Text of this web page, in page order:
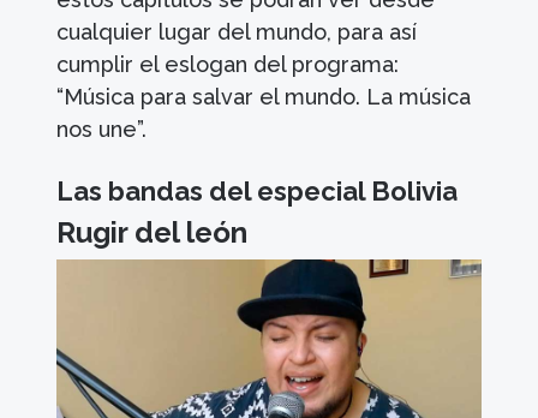
cualquier lugar del mundo, para así
cumplir el eslogan del programa:
“Música para salvar el mundo. La música
nos une”.
Las bandas del especial Bolivia
Rugir del león